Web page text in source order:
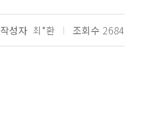
작성자 최*환 조회수 2684